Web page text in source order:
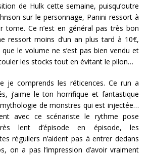
de Hulk cette semaine, puisqu’outre
sur le personnage, Panini ressort à
tome. Ce n’est en général pas très bon
ressort moins d’un an plus tard à 10€,
le volume ne s’est pas bien vendu et
les stocks tout en évitant le pilon…
je comprends les réticences. Ce run a
j’aime le ton horrifique et fantastique
de monstres qui est injectée…
avec ce scénariste le rythme pose
lent d’épisode en épisode, les
réguliers n’aident pas à entrer dedans
on a pas l’impression d’avoir vraiment